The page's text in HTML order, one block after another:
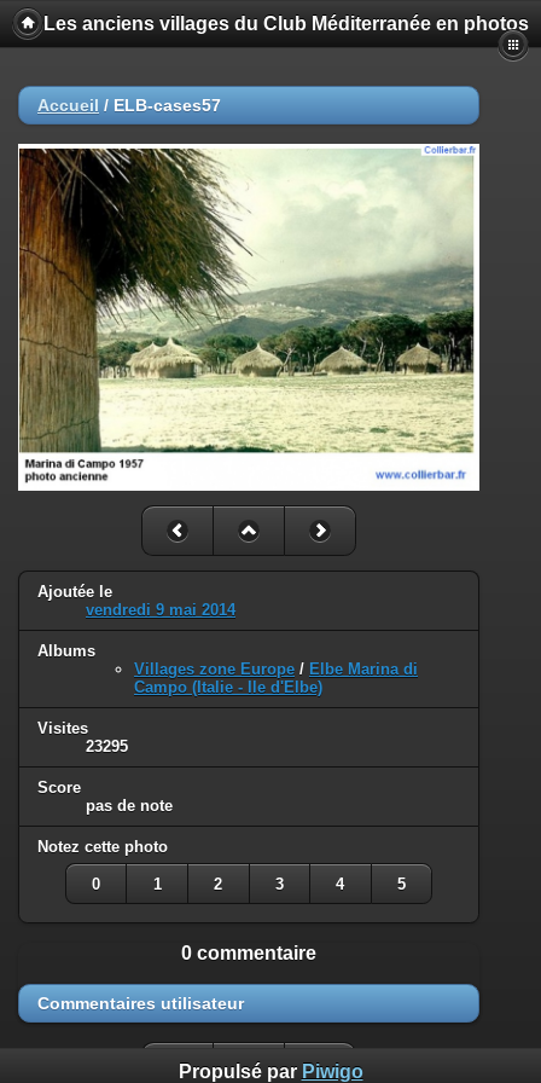
Les anciens villages du Club Méditerranée en photos
Accueil / ELB-cases57
Ajoutée le
vendredi 9 mai 2014
Albums
Villages zone Europe / Elbe Marina di
Campo (Italie - Ile d'Elbe)
Visites
23295
Score
pas de note
Notez cette photo
0 1 2 3 4 5
0 commentaire
Commentaires utilisateur
Propulsé par Piwigo